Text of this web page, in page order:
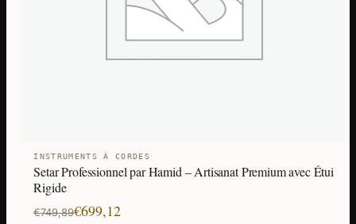
INSTRUMENTS À CORDES
Setar Professionnel par Hamid – Artisanat Premium avec Étui
Rigide
€749,89
Le
€699,12
Le